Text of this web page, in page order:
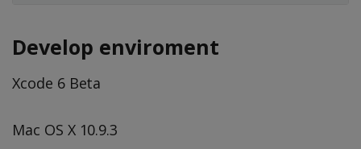
Develop enviroment
Xcode 6 Beta
Mac OS X 10.9.3